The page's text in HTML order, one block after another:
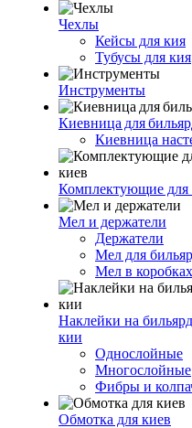
Чехлы
Кейсы для кия
Тубусы для кия
Инструменты
Киевница для
Киевница
Комплектующие для
Мел и держатели
Держатели
Мел для
Мел в коробках
Наклейки на
кии
Однослойные
Многослойные
Фибры и
Обмотка для киев